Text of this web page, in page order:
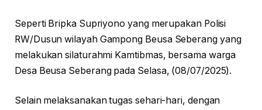
Seperti Bripka Supriyono yang merupakan Polisi
RW/Dusun wilayah Gampong Beusa Seberang yang
melakukan silaturahmi Kamtibmas, bersama warga
Desa Beusa Seberang pada Selasa, (08/07/2025).
Selain melaksanakan tugas sehari-hari, dengan